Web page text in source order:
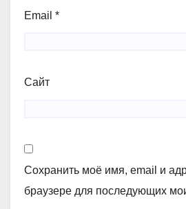
Email *
Сайт
Сохранить моё имя, email и
браузере для последующих